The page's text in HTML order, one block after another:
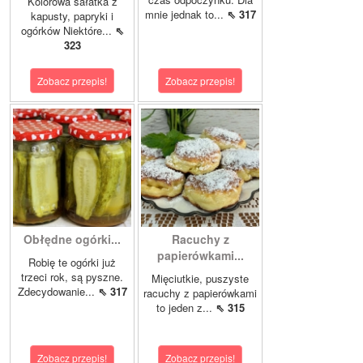
kapusty, papryki i
ogórków Niektóre... ⇖
323
Zobacz przepis!
mnie jednak to... ⇖ 317
Zobacz przepis!
Obłędne ogórki...
Robię te ogórki już
trzeci rok, są pyszne.
Zdecydowanie... ⇖ 317
Zobacz przepis!
Racuchy z
papierówkami...
Mięciutkie, puszyste
racuchy z papierówkami
to jeden z... ⇖ 315
Zobacz przepis!